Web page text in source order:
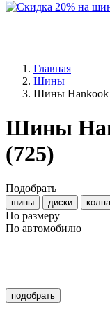
Главная
Шины
Шины Hankook
Шины
(725)
Подобрать
шины диски
По размеру
По автомобилю
подобрать